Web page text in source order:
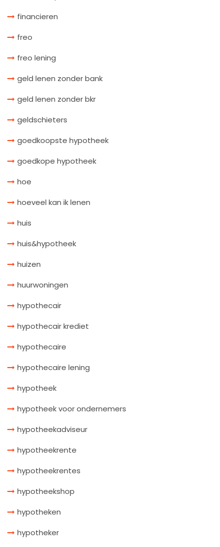
financieren
freo
freo lening
geld lenen zonder bank
geld lenen zonder bkr
geldschieters
goedkoopste hypotheek
goedkope hypotheek
hoe
hoeveel kan ik lenen
huis
huis&hypotheek
huizen
huurwoningen
hypothecair
hypothecair krediet
hypothecaire
hypothecaire lening
hypotheek
hypotheek voor ondernemers
hypotheekadviseur
hypotheekrente
hypotheekrentes
hypotheekshop
hypotheken
hypotheker